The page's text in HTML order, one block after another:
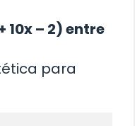
10x – 2) entre
para